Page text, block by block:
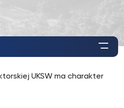
UKSW ma charakter